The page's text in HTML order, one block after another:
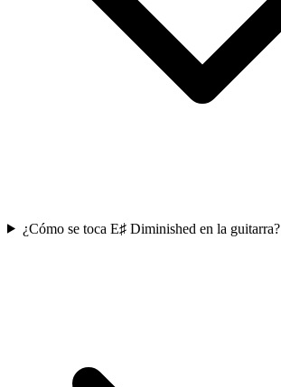
¿Cómo se toca E♯ Diminished en la guitarra?